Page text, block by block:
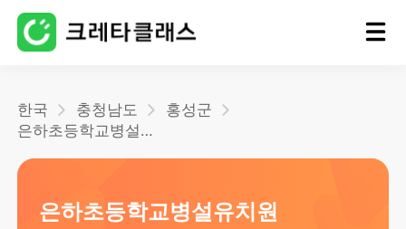
블로그
한국 충청남도
홍성군
은하초등학교병설유치원
은하초등학교병설유치원